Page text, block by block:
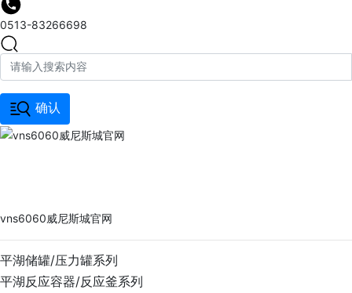
0513-83266698
确认
vns6060威尼斯城官网
平湖储罐/压力罐系列
平湖反应容器/反应釜系列